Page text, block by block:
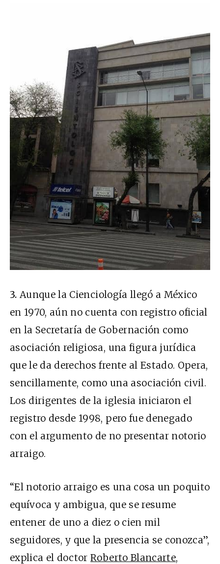
3. Aunque la Cienciología llegó a México
en 1970, aún no cuenta con registro oficial
en la Secretaría de Gobernación como
asociación religiosa, una figura jurídica
que le da derechos frente al Estado. Opera,
sencillamente, como una asociación civil.
Los dirigentes de la iglesia iniciaron el
registro desde 1998, pero fue denegado
con el argumento de no presentar notorio
arraigo.
“El notorio arraigo es una cosa un poquito
equívoca y ambigua, que se resume
entener de uno a diez o cien mil
seguidores, y que la presencia se conozca”,
explica el doctorRoberto Blancarte,